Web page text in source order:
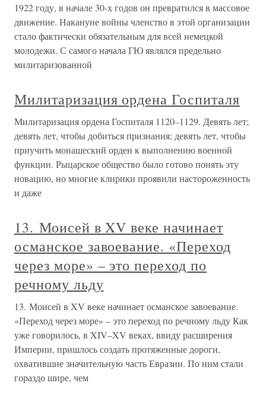
1922 году, в начале 30-х годов он превратился в массовое
движение. Накануне войны членство в этой организации
стало фактически обязательным для всей немецкой
молодежи. С самого начала ГЮ являлся предельно
милитаризованной
Милитаризация ордена Госпиталя
Милитаризация ордена Госпиталя 1120–1129. Девять лет;
девять лет, чтобы добиться признания; девять лет, чтобы
приучить монашеский орден к выполнению военной
функции. Рыцарское общество было готово понять эту
новацию, но многие клирики проявили настороженность
и даже
13. Моисей в XV веке начинает
османское завоевание. «Переход
через море» – это переход по
речному льду
13. Моисей в XV веке начинает османское завоевание.
«Переход через море» – это переход по речному льду Как
уже говорилось, в XIV–XV веках, ввиду расширения
Империи, пришлось создать протяженные дороги,
охватившие значительную часть Евразии. По ним стали
гораздо шире, чем